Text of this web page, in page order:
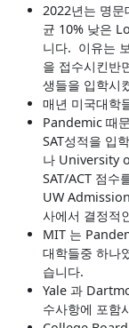
2022년는 명
균 10% 낮은
니다. 이유는
을 접수시킨반
생들을 입학시
매년 미국대학
Pandemic 때
SAT성적을 입
나 University
SAT/ACT 점수
UW
사에서 결정적
MIT 는
대학들중 하나
습니다.
Yale 과
수사항에 포함